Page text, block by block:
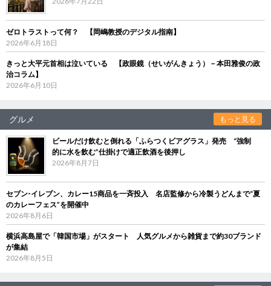
ゼロトラストって何？ 【岡嶋教授のデジタル指南】
2026年6月18日
きっと大平元首相は泣いている 【政眼鏡（せいがんきょう）－本田雅俊の政
治コラム】
2026年6月10日
グルメ もっと見る
ビールだけ飲むと倒れる「ふらつくビアグラス」発売 “強制
的に水を飲む”仕掛けで適正飲酒を後押し
2026年8月7日
セブン‐イレブン、カレー15商品を一斉投入 名店監修から冷製うどんまで“夏
のカレーフェス”を開催中
2026年8月6日
横浜高島屋で「韓国市場」がスタート 人気グルメから雑貨まで約30ブランド
が集結
2026年8月5日